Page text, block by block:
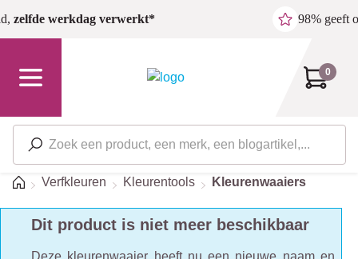
Ga naar de hoofdinhoud
zelfde werkdag verwerkt* 98% geeft
0
HomeVerfkleuren Kleurentools Kleurenwaaiers
Dit product is niet meer beschikbaar
Deze kleurenwaaier heeft nu een nieuwe naam en